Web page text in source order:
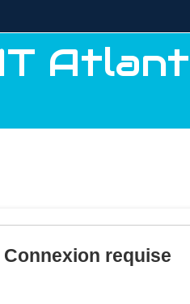
Connexion requise